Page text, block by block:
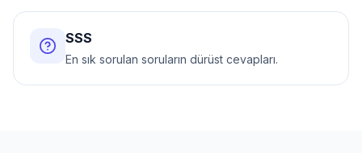
SSS
En sık sorulan soruların dürüst cevapları.